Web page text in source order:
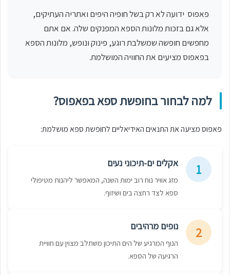
פאפוס ידועה לא רק בשל חופיה היפים ואתריה העתיקים,
אלא גם בזכות מלונות הספא המפנקים שלה. אם אתם
מחפשים חופשה שמשלבת רוגע, פינוק ונופש, מלונות הספא
בפאפוס מציעים את החוויה המושלמת.
למה לבחור בחופשת ספא בפאפוס?
פאפוס מציעה את התנאים האידיאליים לחופשת ספא מושלמת:
1 אקלים ים-תיכוני נעים
מזג אוויר נוח רוב ימות השנה, המאפשר ליהנות מטיפולי
ספא לצד רחצה בים ושיזוף.
2 נופים מרהיבים
הנוף המרגיע של הים התיכון משתלב מצוין עם חוויית
הרגיעה של הספא.